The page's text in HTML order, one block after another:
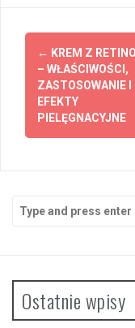
Post
navigation
← KREM Z
– WŁAŚCIWOŚCI,
ZASTOSOWANIE I
EFEKTY
PIELĘGNACYJNE
Search
for:
Ostatnie wpisy